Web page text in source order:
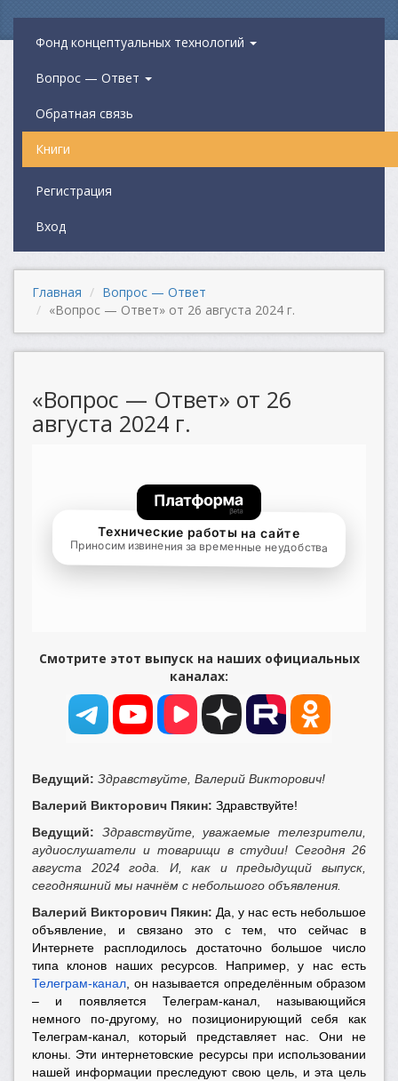
Фонд концептуальных технологий
Вопрос — Ответ
Обратная связь
Книги
Регистрация
Вход
Главная
Вопрос — Ответ
«Вопрос — Ответ» от 26 августа 2024 г.
«Вопрос — Ответ» от 26
августа 2024 г.
Смотрите этот выпуск на наших официальных
каналах:
Ведущий: Здравствуйте, Валерий Викторович!
Валерий Викторович Пякин: Здравствуйте!
Ведущий: Здравствуйте, уважаемые телезрители,
аудиослушатели и товарищи в студии! Сегодня 26
августа 2024 года. И, как и предыдущий выпуск,
сегодняшний мы начнём с небольшого объявления.
Валерий Викторович Пякин: Да, у нас есть небольшое
объявление, и связано это с тем, что сейчас в
Интернете расплодилось достаточно большое число
типа клонов наших ресурсов. Например, у нас есть
Телеграм-канал , он называется определённым образом
– и появляется Телеграм-канал, называющийся
немного по-другому, но позиционирующий себя как
Телеграм-канал, который представляет нас. Они не
клоны. Эти интернетовские ресурсы при использовании
нашей информации преследуют свою цель, и эта цель